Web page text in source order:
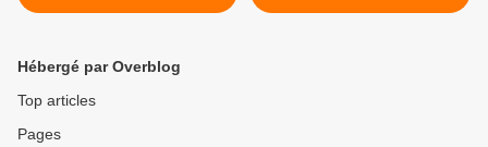
mucoviscidose"
Hébergé par Overblog
Top articles
Pages